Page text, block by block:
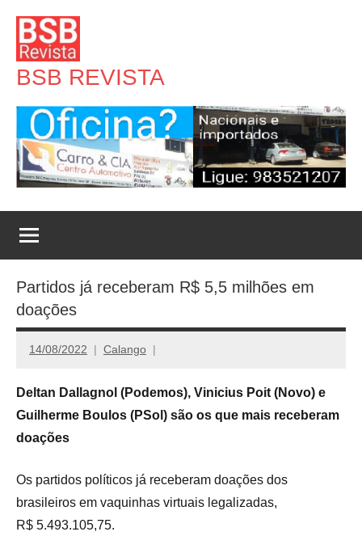
para
conteúdo
BSB REVISTA
Partidos já receberam R$ 5,5 milhões em
doações
14/08/2022 Calango
Deltan Dallagnol (Podemos), Vinicius Poit (Novo) e
Guilherme Boulos (PSol) são os que mais receberam
doações
Os partidos políticos já receberam doações dos
brasileiros em vaquinhas virtuais legalizadas,
R$ 5.493.105,75.